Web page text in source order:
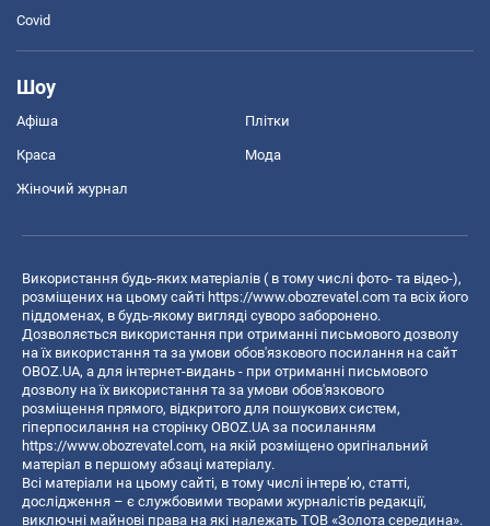
Covid
Шоу
Афіша Плітки
Краса Мода
Жіночий журнал
Використання будь-яких матеріалів ( в тому числі фото- та відео-),
розміщених на цьому сайті https://www.obozrevatel.com та всіх його
піддоменах, в будь-якому вигляді суворо заборонено.
Дозволяється використання при отриманні письмового дозволу
на їх використання та за умови обов'язкового посилання на сайт
OBOZ.UA, а для інтернет-видань - при отриманні письмового
дозволу на їх використання та за умови обов'язкового
розміщення прямого, відкритого для пошукових систем,
гіперпосилання на сторінку OBOZ.UA за посиланням
https://www.obozrevatel.com, на якій розміщено оригінальний
матеріал в першому абзаці матеріалу.
Всі матеріали на цьому сайті, в тому числі інтерв’ю, статті,
дослідження – є службовими творами журналістів редакції,
виключні майнові права на які належать ТОВ «Золота середина».